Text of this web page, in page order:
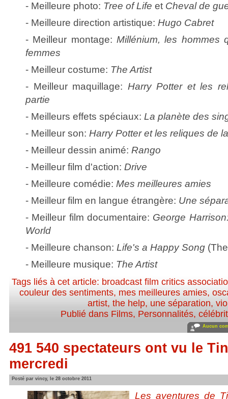
- Meilleure photo: Tree of Life et Cheval de
- Meilleure direction artistique: Hugo Cabret
- Meilleur montage: Millénium, les hommes
femmes
- Meilleur costume: The Artist
- Meilleur maquillage: Harry Potter et les
partie
- Meilleurs effets spéciaux: La planète des
- Meilleur son: Harry Potter et les reliques de
- Meilleur dessin animé: Rango
- Meilleur film d'action: Drive
- Meilleure comédie: Mes meilleures amies
- Meilleur film en langue étrangère: Une
- Meilleur film documentaire: George
World
- Meilleure chanson: Life's a Happy Song
- Meilleure musique: The Artist
Tags liés à cet article: broadcast film critics
couleur des sentiments, mes meilleures amies,
artist,the help, une séparation,
Publié dans Films, Personnalités,
Aucun
491 540 spectateurs ont vu le
mercredi
Posté par vincy, le 28 octobre 2011
Les aventures de